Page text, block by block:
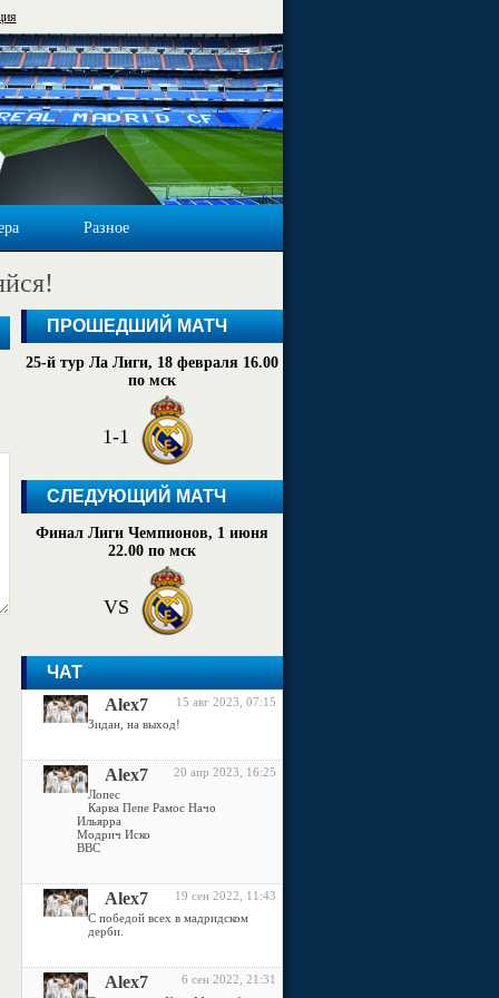
Разное
ПРОШЕДШИЙ МАТЧ
25-й тур Ла Лиги, 18 февраля 16.00
по мск
1-1
СЛЕДУЮЩИЙ МАТЧ
Финал Лиги Чемпионов, 1 июня
22.00 по мск
VS
ЧАТ
Alex7
15 авг 2023, 07:15
Зидан, на выход!
Alex7
20 апр 2023, 16:25
Лопес
Карва Пепе Рамос Начо
Ильярра
Модрич Иско
ВВС
Alex7
19 сен 2022, 11:43
С победой всех в мадридском
дерби.
Alex7
6 сен 2022, 21:31